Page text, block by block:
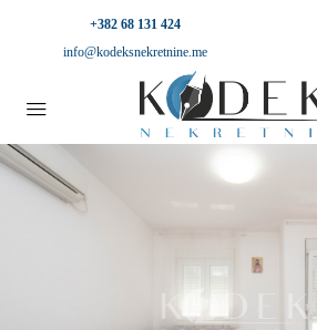
+382 68 131 424
info@kodeksnekretnine.me